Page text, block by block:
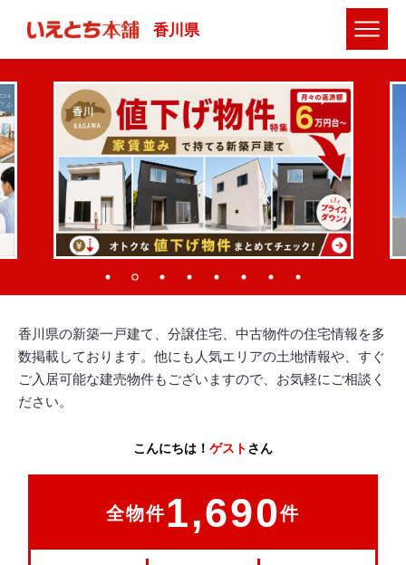
香川県
香川県の新築一戸建て、分譲住宅、中古物件の住宅情報を多
数掲載しております。他にも人気エリアの土地情報や、すぐ
ご入居可能な建売物件もございますので、お気軽にご相談く
ださい。
こんにちは！ ゲストさん
全物件1,690件